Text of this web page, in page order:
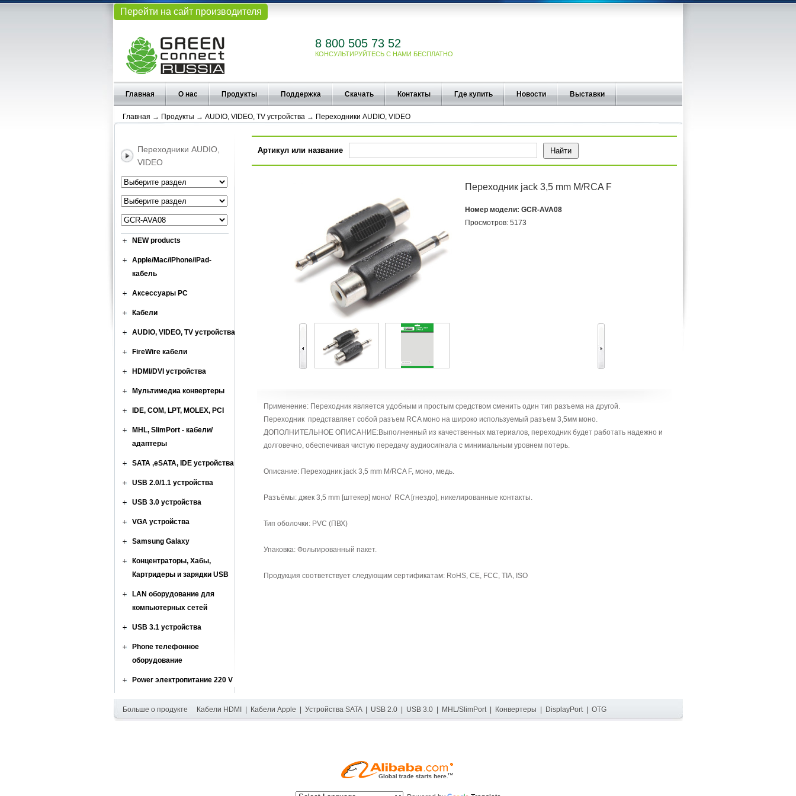
Перейти на сайт производителя
8 800 505 73 52
КОНСУЛЬТИРУЙТЕСЬ С НАМИ БЕСПЛАТНО
Главная О нас Продукты Поддержка Скачать Контакты Где купить Новости Выставки
Главная → Продукты → AUDIO, VIDEO, TV устройства → Переходники AUDIO, VIDEO
Переходники AUDIO,
VIDEO
NEW products
Apple/Mac/iPhone/iPad-
кабель
Аксессуары PC
Кабели
AUDIO, VIDEO, TV устройства
FireWire кабели
HDMI/DVI устройства
Мультимедиа конвертеры
IDE, COM, LPT, MOLEX, PCI
MHL, SlimPort - кабели/
адаптеры
SATA ,eSATA, IDE устройства
USB 2.0/1.1 устройства
USB 3.0 устройства
VGA устройства
Samsung Galaxy
Концентраторы, Хабы,
Картридеры и зарядки USB
LAN оборудование для
компьютерных сетей
USB 3.1 устройства
Phone телефонное
оборудование
Power электропитание 220 V
Артикул или название
Переходник jack 3,5 mm M/RCA F
Номер модели: GCR-AVA08
Просмотров: 5173
Применение: Переходник является удобным и простым средством сменить один тип разъема на другой.
Переходник представляет собой разъем RCA моно на широко используемый разъем 3,5мм моно.
ДОПОЛНИТЕЛЬНОЕ ОПИСАНИЕ:Выполненный из качественных материалов, переходник будет работать надежно и
долговечно, обеспечивая чистую передачу аудиосигнала с минимальным уровнем потерь.
Описание: Переходник jack 3,5 mm M/RCA F, моно, медь.
Разъёмы: джек 3,5 mm [штекер] моно/ RCA [гнездо], никелированные контакты.
Тип оболочки: PVC (ПВХ)
Упаковка: Фольгированный пакет.
Продукция соответствует следующим сертификатам: RoHS, CE, FCC, TIA, ISO
Больше о продукте Кабели HDMI Кабели Apple Устройства SATA| USB 2.0| USB 3.0| MHL/SlimPort| Конвертеры DisplayPort| OTG